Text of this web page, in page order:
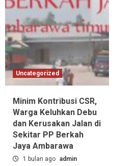
Uncategorized
Minim Kontribusi CSR,
Warga Keluhkan Debu
dan Kerusakan Jalan di
Sekitar PP Berkah
Jaya Ambarawa‎
1 bulan ago admin